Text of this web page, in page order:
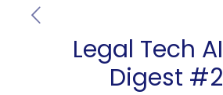
Legal Tech AI
Digest #2